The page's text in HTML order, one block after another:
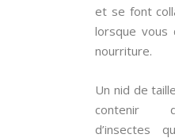
et se font
lorsque vous
nourriture.
Un nid de
contenir
d’insectes